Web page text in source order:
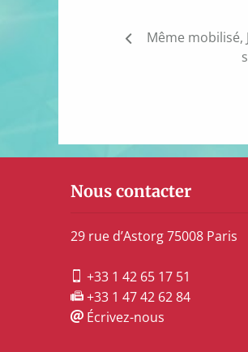
Navigation
Même mobilisé,
Nous contacter
29 rue d’Astorg 75008 Paris
+33 1 42 65 17 51
+33 1 47 42 62 84
Écrivez-nous